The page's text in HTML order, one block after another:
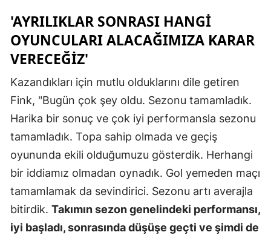
Gümüşhane
Hatay
Isparta
İstanbul
Kars
Kastamonu
'AYRILIKLAR SONRASI HANGI
OYUNCULARI ALACAĞIMIZA KARAR
VERECEĞIZ'
Kazandıkları için mutlu olduklarını dile getiren
Fink, "Bugün çok şey oldu. Sezonu tamamladık.
Harika bir sonuç ve çok iyi performansla sezonu
tamamladık. Topa sahip olmada ve geçiş
oyununda ekili olduğumuzu gösterdik. Herhangi
bir iddiamız olmadan oynadık. Gol yemeden maçı
tamamlamak da sevindirici. Sezonu artı averajla
bitirdik. Takımın sezon genelindeki performansı,
iyi başladı, sonrasında düşüşe geçti ve şimdi de